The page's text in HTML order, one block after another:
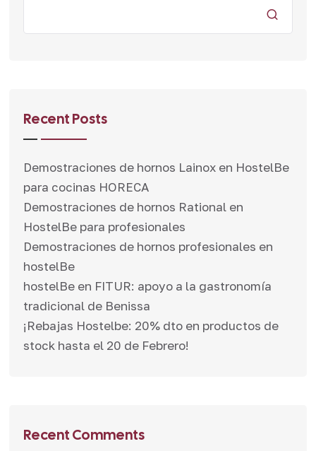
Recent Posts
Demostraciones de hornos Lainox en HostelBe
para cocinas HORECA
Demostraciones de hornos Rational en
HostelBe para profesionales
Demostraciones de hornos profesionales en
hostelBe
hostelBe en FITUR: apoyo a la gastronomía
tradicional de Benissa
¡Rebajas Hostelbe: 20% dto en productos de
stock hasta el 20 de Febrero!
Recent Comments